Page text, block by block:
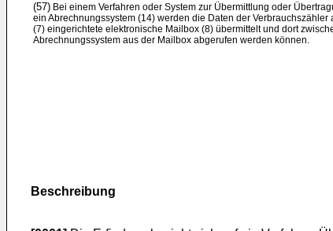
(57) Bei einem Verfahren oder System zur Übermittlung oder
ein Abrechnungssystem (14) werden die Daten der
(7) eingerichtete elektronische Mailbox (8) übermittelt und dort
Abrechnungssystem aus der Mailbox abgerufen werden können.
Beschreibung